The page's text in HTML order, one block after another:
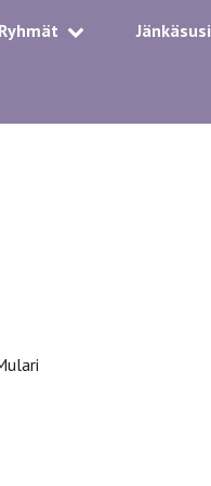
Ryhmät Jänkäsusi